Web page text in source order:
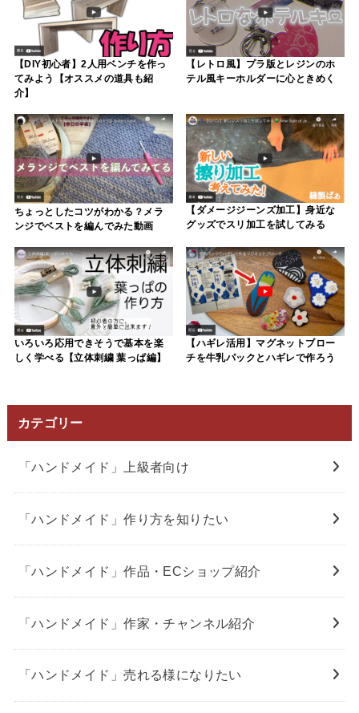
【DIY初心者】2人用ベンチを作っ
てみよう【オススメの道具も紹
介】
【レトロ風】プラ版とレジンのホ
テル風キーホルダーに心ときめく
ちょっとしたコツがわかる？メラ
ンジでベストを編んでみた動画
【ダメージジーンズ加工】身近な
グッズでスリ加工を試してみる
いろいろ応用できそうで基本を楽
しく学べる【立体刺繍 葉っぱ編】
【ハギレ活用】マグネットブロー
チを牛乳パックとハギレで作ろう
カテゴリー
「ハンドメイド」上級者向け
「ハンドメイド」作り方を知りたい
「ハンドメイド」作品・ECショップ紹介
「ハンドメイド」作家・チャンネル紹介
「ハンドメイド」売れる様になりたい